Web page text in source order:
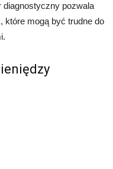
diagnostyczny pozwala
które mogą być trudne do